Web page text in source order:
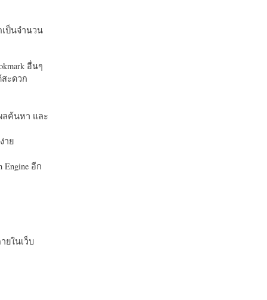
ป็นจำนวน
อื่นๆ
สะดวก
ลค้นหา และ
าย
อีก
ยในเว็บ